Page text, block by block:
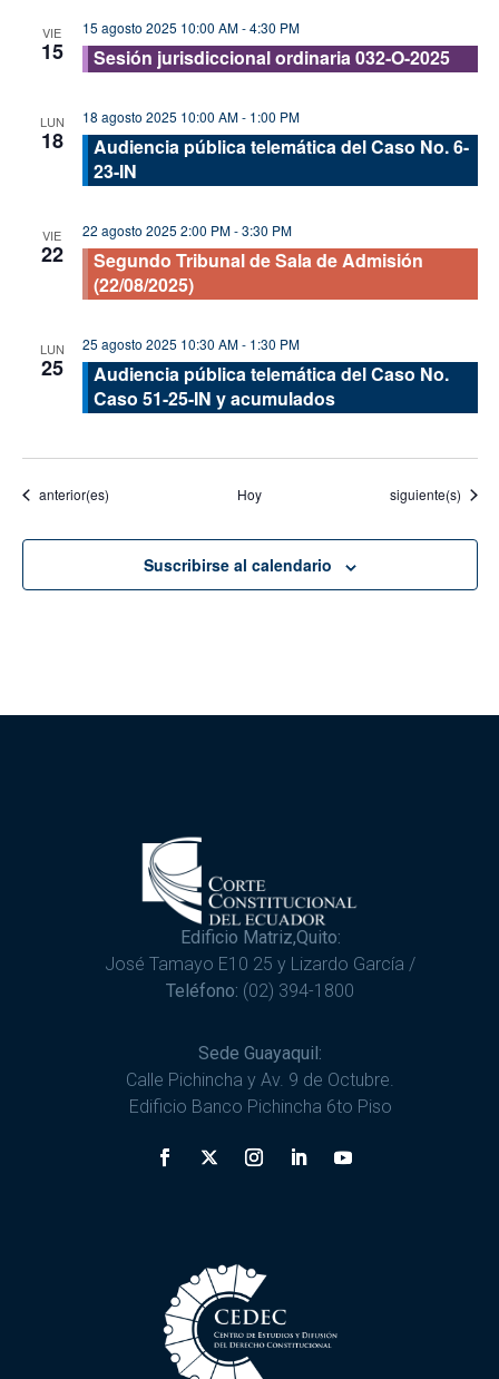
VIE
15
15 agosto 2025 10:00 AM-4:30 PM
Sesión jurisdiccional ordinaria 032-O-2025
LUN
18
18 agosto 2025 10:00 AM- 1:00 PM
Audiencia pública telemática del Caso No. 6-
23-IN
VIE
22
22 agosto 2025 2:00 PM-3:30 PM
Segundo Tribunal de Sala de Admisión
(22/08/2025)
LUN
25
25 agosto 2025 10:30 AM- 1:30 PM
Audiencia pública telemática del Caso No.
Caso 51-25-IN y acumulados
Eventos
anterior(es) Hoy Eventos
siguiente(s)
Suscribirse al calendario
Edificio Matriz,Quito:
José Tamayo E10 25 y Lizardo García /
Teléfono: (02) 394-1800
Sede Guayaquil:
Calle Pichincha y Av. 9 de Octubre.
Edificio Banco Pichincha 6to Piso